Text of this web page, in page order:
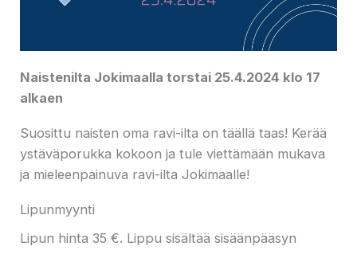
Naistenilta Jokimaalla torstai 25.4.2024 klo 17
alkaen
Suosittu naisten oma ravi-ilta on täällä taas! Kerää
ystäväporukka kokoon ja tule viettämään mukava
ja mieleenpainuva ravi-ilta Jokimaalle!
Lipunmyynti
Lipun hinta 35 €. Lippu sisältää sisäänpääsyn